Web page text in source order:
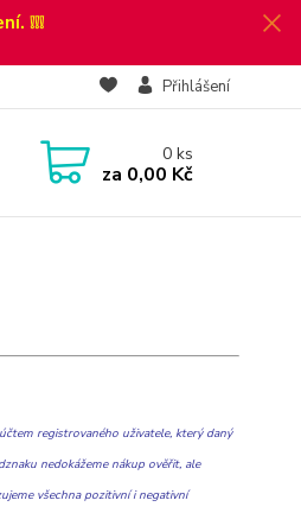
Přihlášení
0ks
za 0,00 Kč
registrovaného uživatele, který daný
nedokážeme nákup ověřit, ale
všechna pozitivní i negativní